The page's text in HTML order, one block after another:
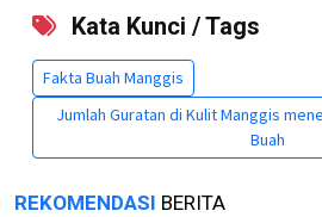
Kata Kunci / Tags
Fakta Buah Manggis
Jumlah Guratan di Kulit Manggis
Buah
REKOMENDASI BERITA